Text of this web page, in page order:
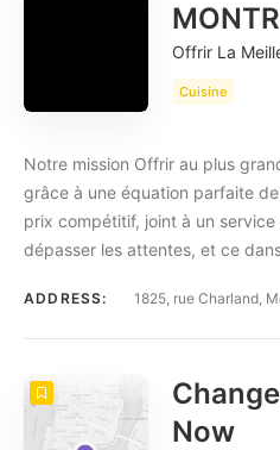
Offrir La
Cuisine
Notre mission Offrir au plus
grâce à une équation parfaite
prix compétitif, joint à un
dépasser les attentes, et ce
ADDRESS: 1825, rue Charland,
Now